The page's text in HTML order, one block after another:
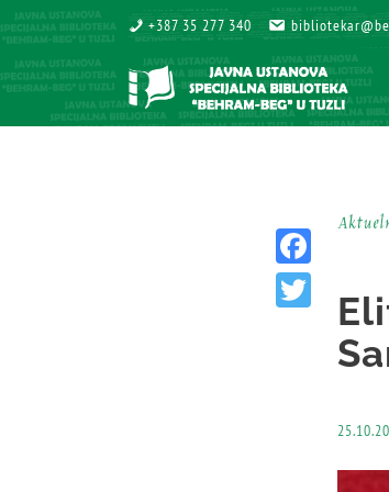
+387 35 277 340
+387 35 277 340
Facebook